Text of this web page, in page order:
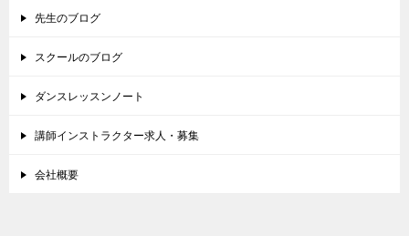
先生のブログ
スクールのブログ
ダンスレッスンノート
講師インストラクター求人・募集
会社概要